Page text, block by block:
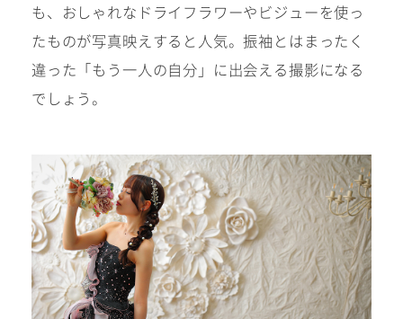
も、おしゃれなドライフラワーやビジューを使っ
たものが写真映えすると人気。振袖とはまったく
違った「もう一人の自分」に出会える撮影になる
でしょう。